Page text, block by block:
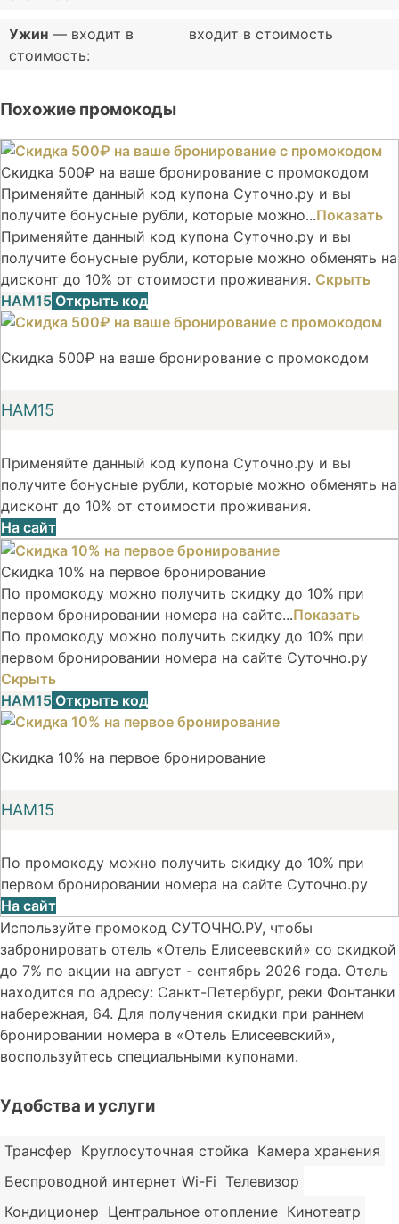
Ужин — входит в
стоимость:
входит в стоимость
Похожие промокоды
Скидка 500₽ на ваше бронирование с промокодом
Применяйте данный код купона Суточно.ру и вы
получите бонусные рубли, которые можно...Показать
Применяйте данный код купона Суточно.ру и вы
получите бонусные рубли, которые можно обменять на
дисконт до 10% от стоимости проживания. Скрыть
НАМ15 Открыть код
Скидка 500₽ на ваше бронирование с промокодом
НАМ15
Применяйте данный код купона Суточно.ру и вы
получите бонусные рубли, которые можно обменять на
дисконт до 10% от стоимости проживания.
На сайт
Скидка 10% на первое бронирование
По промокоду можно получить скидку до 10% при
первом бронировании номера на сайте...Показать
По промокоду можно получить скидку до 10% при
первом бронировании номера на сайте Суточно.ру
Скрыть
НАМ15 Открыть код
Скидка 10% на первое бронирование
НАМ15
По промокоду можно получить скидку до 10% при
первом бронировании номера на сайте Суточно.ру
На сайт
Используйте промокод СУТОЧНО.РУ, чтобы
забронировать отель «Отель Елисеевский» со скидкой
до 7% по акции на август - сентябрь 2026 года. Отель
находится по адресу: Санкт-Петербург, реки Фонтанки
набережная, 64. Для получения скидки при раннем
бронировании номера в «Отель Елисеевский»,
воспользуйтесь специальными купонами.
Удобства и услуги
Трансфер Круглосуточная стойка Камера хранения
Беспроводной интернет Wi-Fi Телевизор
Кондиционер Центральное отопление Кинотеатр